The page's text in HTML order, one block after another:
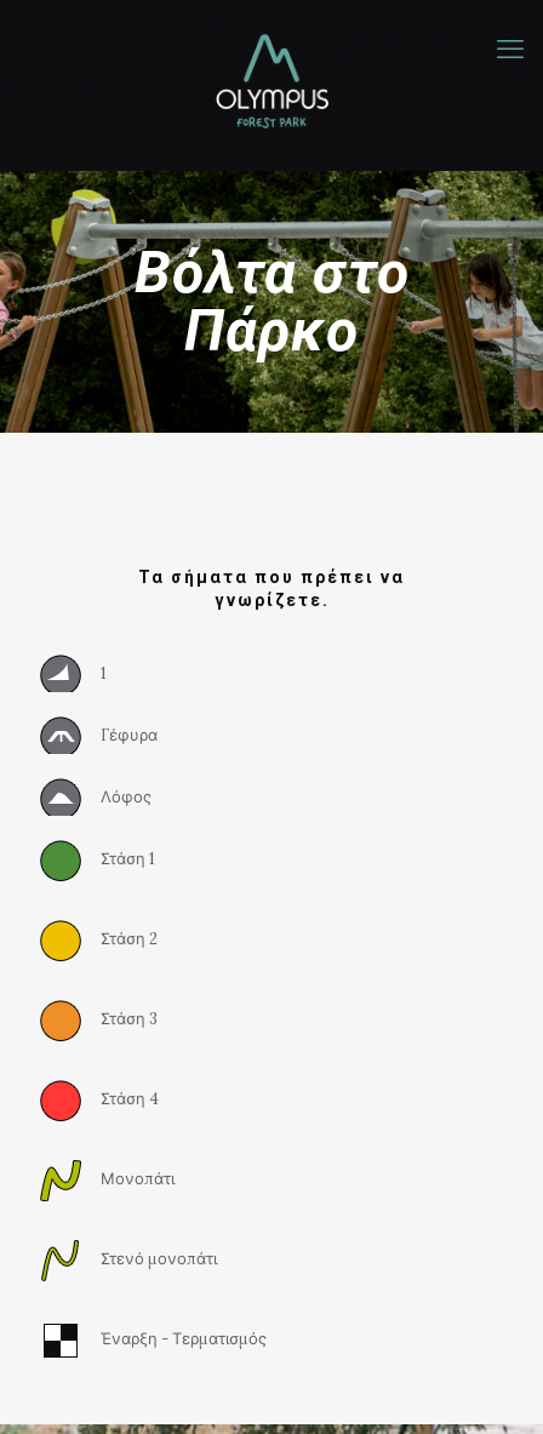
Βόλτα στο
Πάρκο
Τα σήματα που πρέπει να
γνωρίζετε.
1
Γέφυρα
Λόφος
Στάση 1
Στάση 2
Στάση 3
Στάση 4
Μονοπάτι
Στενό μονοπάτι
Έναρξη - Τερματισμός